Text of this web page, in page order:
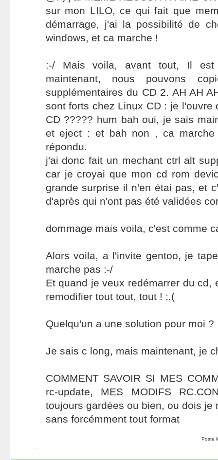
sur mon LILO, ce qui fait que
démarrage, j'ai la possibilité de
windows, et ca marche !
:-/ Mais voila, avant tout, Il
maintenant, nous pouvons
supplémentaires du CD 2. AH AH
sont forts chez Linux CD : je l'ouvre
CD ????? hum bah oui, je sais
et eject : et bah non , ca
répondu.
j'ai donc fait un mechant ctrl alt
car je croyai que mon cd rom
grande surprise il n'en étai pas, et
d'après qui n'ont pas été validées
dommage mais voila, c'est comme
Alors voila, a l'invite gentoo, je
marche pas :-/
Et quand je veux redémarrer du cd,
remodifier tout tout, tout ! :,(
Quelqu'un a une solution pour moi ?
Je sais c long, mais maintenant, je
COMMENT SAVOIR SI MES
rc-update, MES MODIFS
toujours gardées ou bien, ou dois je
sans forcémment tout format
Poste